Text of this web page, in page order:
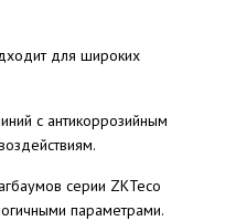
для широких
с антикоррозийным
серии ZKTeco
параметрами.